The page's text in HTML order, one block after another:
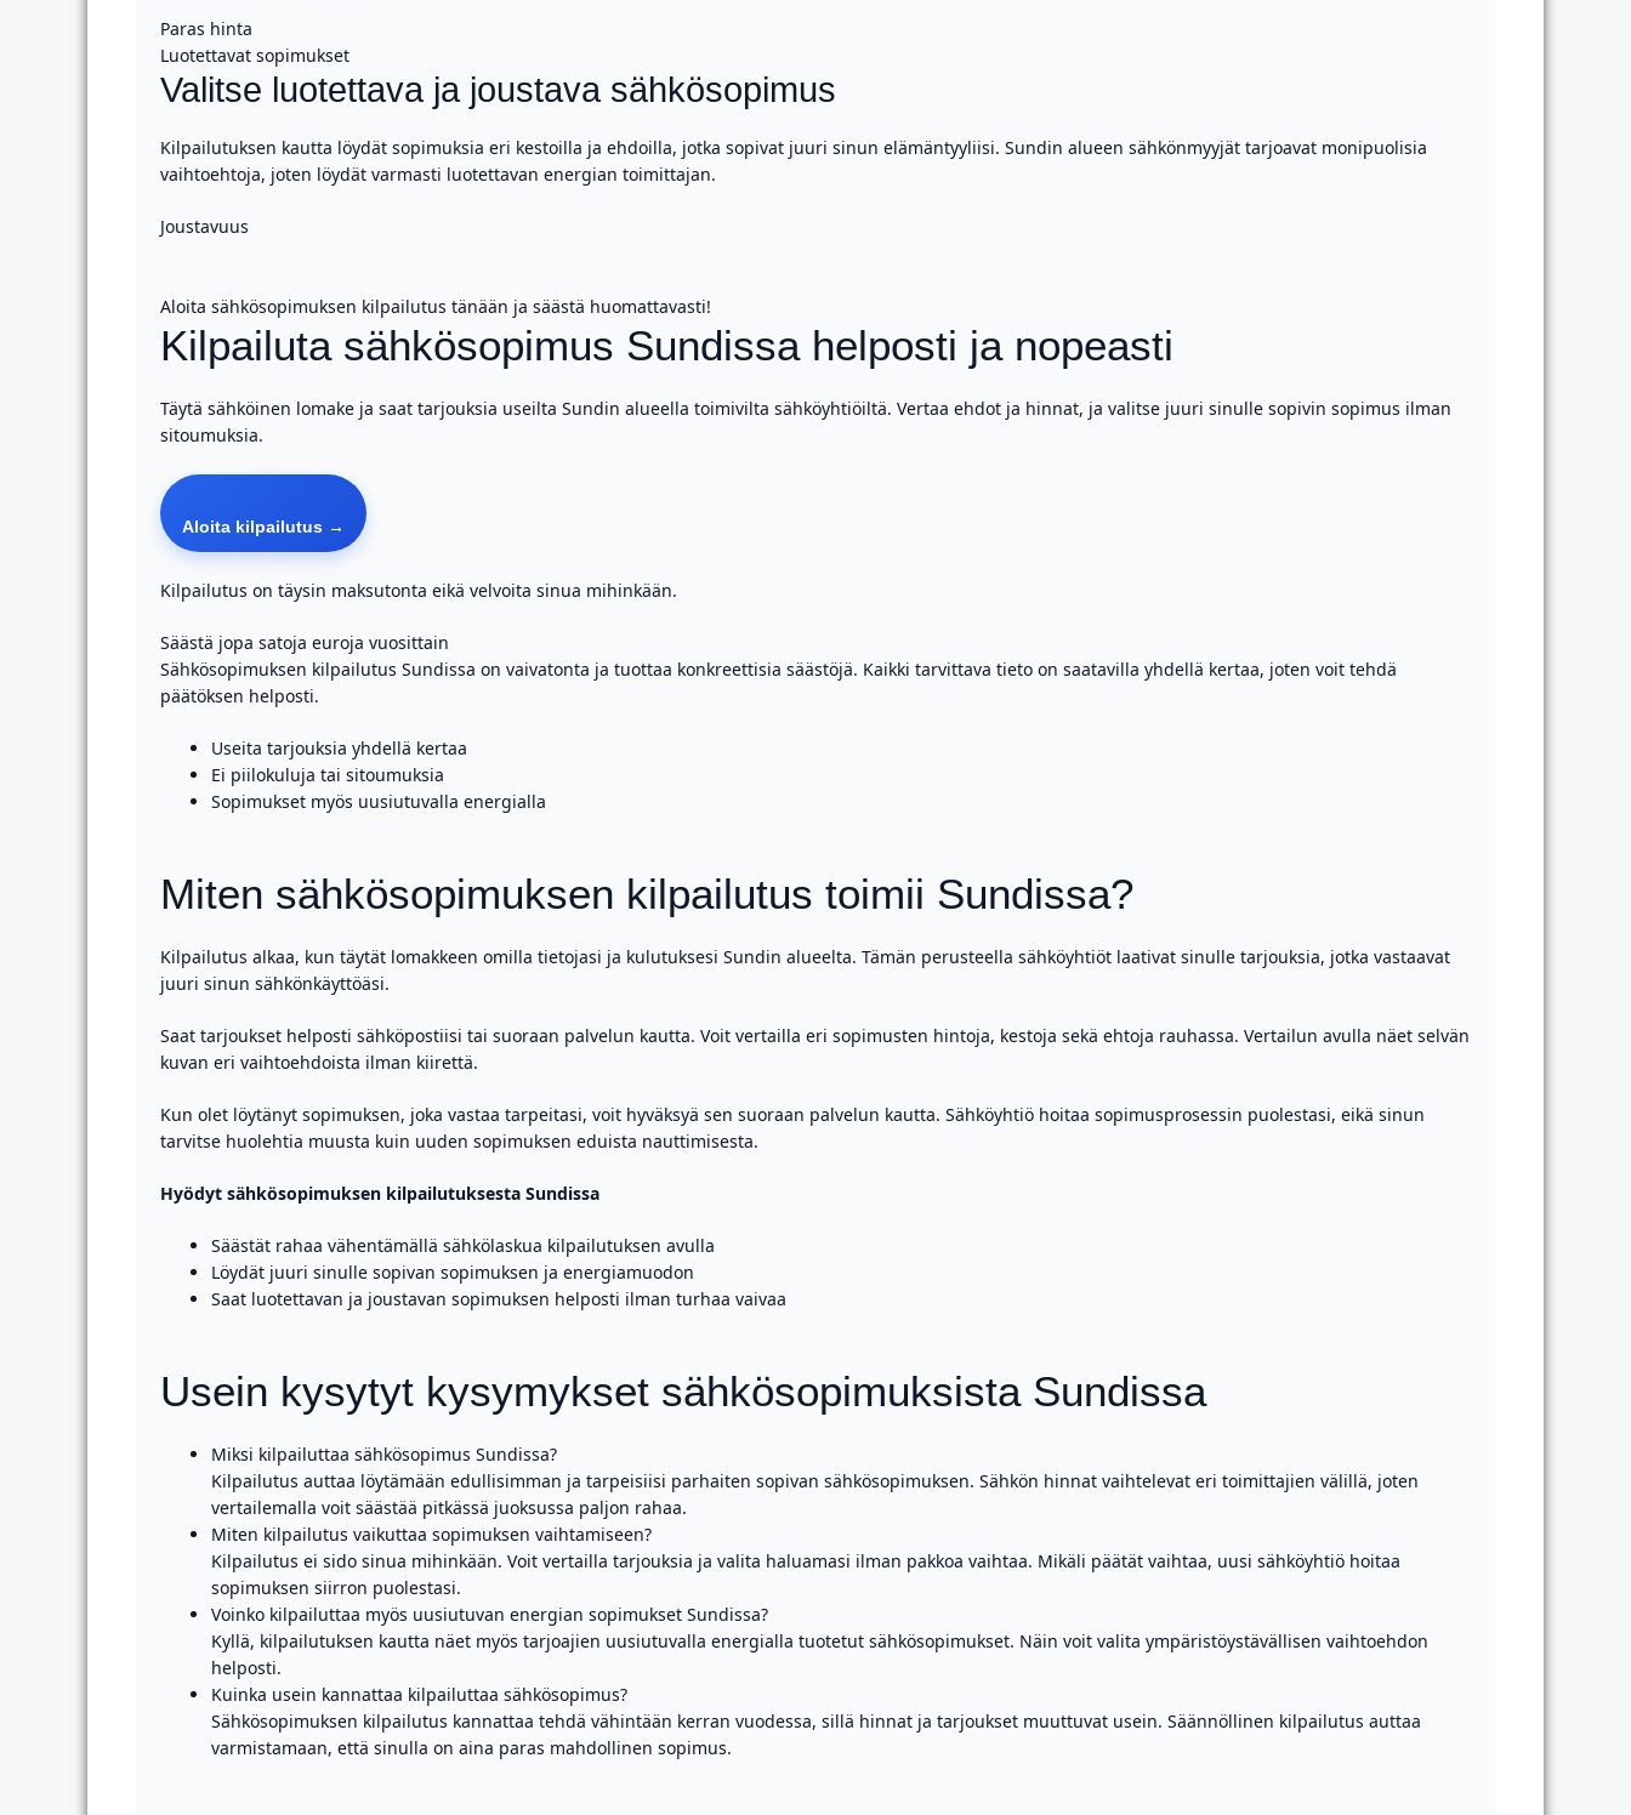
Paras hinta
Luotettavat sopimukset
Valitse luotettava ja joustava sähkösopimus
Kilpailutuksen kautta löydät sopimuksia eri kestoilla ja ehdoilla, jotka sopivat juuri sinun elämäntyyliisi. Sundin alueen sähkönmyyjät tarjoavat monipuolisia
vaihtoehtoja, joten löydät varmasti luotettavan energian toimittajan.
Joustavuus
Aloita sähkösopimuksen kilpailutus tänään ja säästä huomattavasti!
Kilpailuta sähkösopimus Sundissa helposti ja nopeasti
Täytä sähköinen lomake ja saat tarjouksia useilta Sundin alueella toimivilta sähköyhtiöiltä. Vertaa ehdot ja hinnat, ja valitse juuri sinulle sopivin sopimus ilman
sitoumuksia.
Aloita kilpailutus →
Kilpailutus on täysin maksutonta eikä velvoita sinua mihinkään.
Säästä jopa satoja euroja vuosittain
Sähkösopimuksen kilpailutus Sundissa on vaivatonta ja tuottaa konkreettisia säästöjä. Kaikki tarvittava tieto on saatavilla yhdellä kertaa, joten voit tehdä
päätöksen helposti.
Useita tarjouksia yhdellä kertaa
Ei piilokuluja tai sitoumuksia
Sopimukset myös uusiutuvalla energialla
Miten sähkösopimuksen kilpailutus toimii Sundissa?
Kilpailutus alkaa, kun täytät lomakkeen omilla tietojasi ja kulutuksesi Sundin alueelta. Tämän perusteella sähköyhtiöt laativat sinulle tarjouksia, jotka vastaavat
juuri sinun sähkönkäyttöäsi.
Saat tarjoukset helposti sähköpostiisi tai suoraan palvelun kautta. Voit vertailla eri sopimusten hintoja, kestoja sekä ehtoja rauhassa. Vertailun avulla näet selvän
kuvan eri vaihtoehdoista ilman kiirettä.
Kun olet löytänyt sopimuksen, joka vastaa tarpeitasi, voit hyväksyä sen suoraan palvelun kautta. Sähköyhtiö hoitaa sopimusprosessin puolestasi, eikä sinun
tarvitse huolehtia muusta kuin uuden sopimuksen eduista nauttimisesta.
Hyödyt sähkösopimuksen kilpailutuksesta Sundissa
Säästät rahaa vähentämällä sähkölaskua kilpailutuksen avulla
Löydät juuri sinulle sopivan sopimuksen ja energiamuodon
Saat luotettavan ja joustavan sopimuksen helposti ilman turhaa vaivaa
Usein kysytyt kysymykset sähkösopimuksista Sundissa
Miksi kilpailuttaa sähkösopimus Sundissa?
Kilpailutus auttaa löytämään edullisimman ja tarpeisiisi parhaiten sopivan sähkösopimuksen. Sähkön hinnat vaihtelevat eri toimittajien välillä, joten
vertailemalla voit säästää pitkässä juoksussa paljon rahaa.
Miten kilpailutus vaikuttaa sopimuksen vaihtamiseen?
Kilpailutus ei sido sinua mihinkään. Voit vertailla tarjouksia ja valita haluamasi ilman pakkoa vaihtaa. Mikäli päätät vaihtaa, uusi sähköyhtiö hoitaa
sopimuksen siirron puolestasi.
Voinko kilpailuttaa myös uusiutuvan energian sopimukset Sundissa?
Kyllä, kilpailutuksen kautta näet myös tarjoajien uusiutuvalla energialla tuotetut sähkösopimukset. Näin voit valita ympäristöystävällisen vaihtoehdon
helposti.
Kuinka usein kannattaa kilpailuttaa sähkösopimus?
Sähkösopimuksen kilpailutus kannattaa tehdä vähintään kerran vuodessa, sillä hinnat ja tarjoukset muuttuvat usein. Säännöllinen kilpailutus auttaa
varmistamaan, että sinulla on aina paras mahdollinen sopimus.